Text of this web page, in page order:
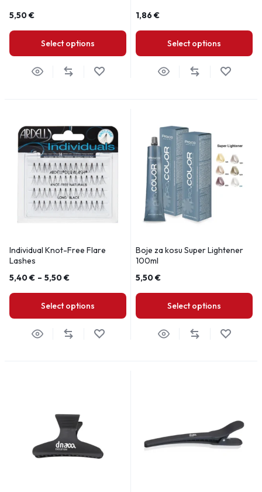
5,50€
Select options
1,86€
Select options
Individual Knot-Free Flare
Lashes
5,40€ – 5,50€
Select options
Boje za kosu Super Lightener
100ml
5,50€
Select options